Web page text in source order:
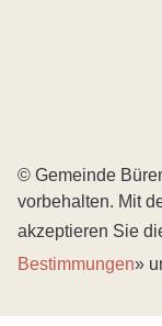
© Gemeinde
vorbehalten. Mit
akzeptieren Sie
Bestimmungen»